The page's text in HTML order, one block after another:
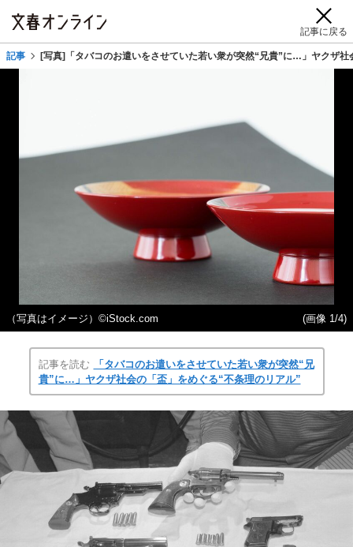
記事に戻る
記事 [写真]「タバコのお遣いをさせていた若い衆が突然“兄貴”に…」ヤクザ社
（写真はイメージ）©iStock.com (画像 1/4)
記事を読む
「タバコのお遣いをさせていた若い衆が突然“兄
貴”に…」ヤクザ社会の「盃」をめぐる“不条理のリアル”